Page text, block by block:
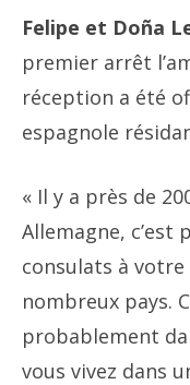
Felipe et Doña
premier arrêt
réception a été
espagnole
« Il y a près de
Allemagne, c’est
consulats à
nombreux pays.
probablement
vous vivez dans